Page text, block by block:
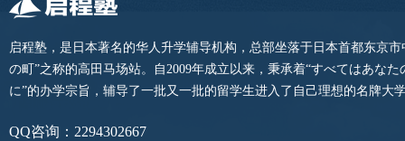
启程塾，是日本著名的华人升学辅导机构，总部坐落于日本首都东京市
の町”之称的高田马场站。自2009年成立以来，秉承着“すべてはあなた
に”的办学宗旨，辅导了一批又一批的留学生进入了自己理想的名牌大
QQ咨询：2294302667